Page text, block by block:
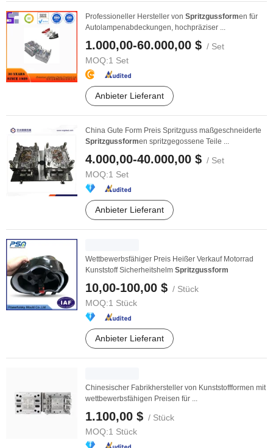
Professioneller Hersteller von Spritzgussformen für
Autolampenabdeckungen, hochpräziser ...
1.000,00-60.000,00 $ / Set
MOQ:1 Set
Anbieter Lieferant
China Gute Form Preis Spritzguss maßgeschneiderte
Spritzgussformen spritzgegossene Teile ...
4.000,00-40.000,00 $ / Set
MOQ:1 Set
Anbieter Lieferant
Wettbewerbsfähiger Preis Heißer Verkauf Motorrad
Kunststoff Sicherheitshelm Spritzgussform
10,00-100,00 $ / Stück
MOQ:1 Stück
Anbieter Lieferant
Chinesischer Fabrikhersteller von Kunststoffformen mit
wettbewerbsfähigen Preisen für ...
1.100,00 $ / Stück
MOQ:1 Stück